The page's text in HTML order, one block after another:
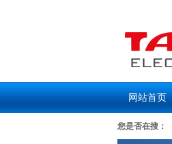
网站首页
您是否在搜：